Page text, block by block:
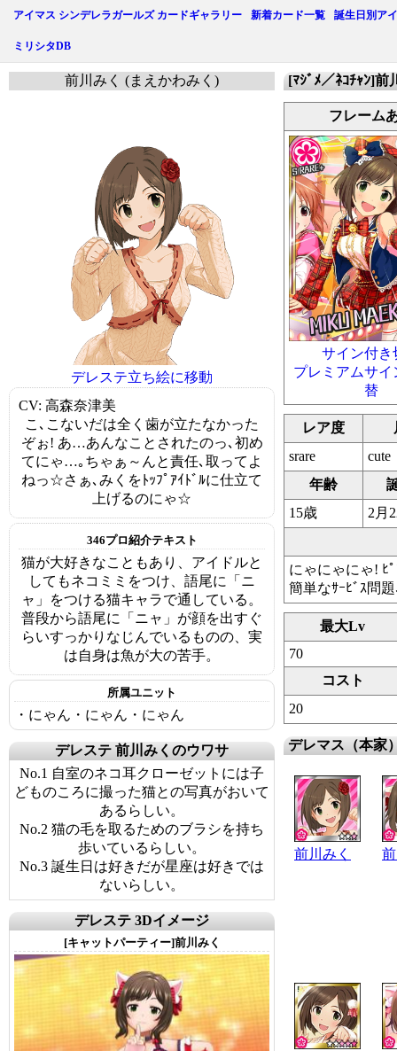
アイマス シンデレラガールズ カードギャラリー 新着カード一覧 誕生日別ア
ミリシタDB
[ﾏｼﾞﾒ／ﾈｺﾁｬﾝ]前
フレーム
サイン付き
プレミアムサイ
替
レア度
srare
cute
年齢
15歳
2月
にゃにゃにゃ!
簡単なｻｰﾋﾞｽ問
最大Lv
70
コスト
20
デレマス（本家
前川みく
前川みく (まえかわみく)
デレステ立ち絵に移動
CV: 高森奈津美
こ､こないだは全く歯が立たなかった
ぞぉ! あ…あんなことされたのっ､初め
てにゃ…｡ちゃぁ～んと責任､取ってよ
ねっ☆さぁ､みくをﾄｯﾌﾟｱｲﾄﾞﾙに仕立て
上げるのにゃ☆
346プロ紹介テキスト
猫が大好きなこともあり、アイドルと
してもネコミミをつけ、語尾に「ニ
ャ」をつける猫キャラで通している。
普段から語尾に「ニャ」が顔を出すぐ
らいすっかりなじんでいるものの、実
は自身は魚が大の苦手。
所属ユニット
・にゃん・にゃん・にゃん
デレステ 前川みくのウワサ
No.1 自室のネコ耳クローゼットには子
どものころに撮った猫との写真がおいて
あるらしい。
No.2 猫の毛を取るためのブラシを持ち
歩いているらしい。
No.3 誕生日は好きだが星座は好きでは
ないらしい。
デレステ 3Dイメージ
[キャットパーティー]前川みく